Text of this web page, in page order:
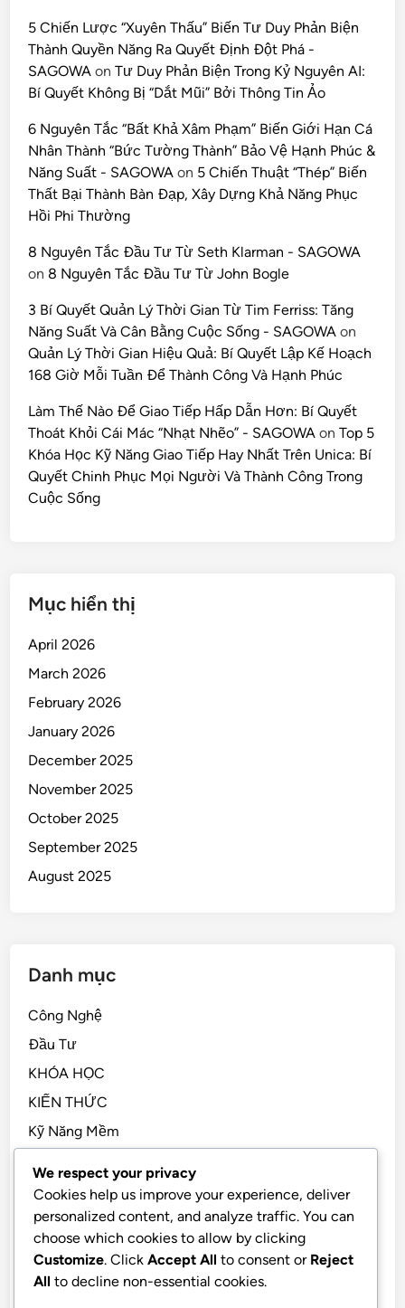
5 Chiến Lược “Xuyên Thấu” Biến Tư Duy Phản Biện
Thành Quyền Năng Ra Quyết Định Đột Phá -
SAGOWA onTư Duy Phản Biện Trong Kỷ Nguyên AI:
Bí Quyết Không Bị “Dắt Mũi” Bởi Thông Tin Ảo
6 Nguyên Tắc “Bất Khả Xâm Phạm” Biến Giới Hạn Cá
Nhân Thành “Bức Tường Thành” Bảo Vệ Hạnh Phúc &
Năng Suất - SAGOWA on 5 Chiến Thuật “Thép” Biến
Thất Bại Thành Bàn Đạp, Xây Dựng Khả Năng Phục
Hồi Phi Thường
8 Nguyên Tắc Đầu Tư Từ Seth Klarman - SAGOWA
on 8 Nguyên Tắc Đầu Tư Từ John Bogle
3 Bí Quyết Quản Lý Thời Gian Từ Tim Ferriss: Tăng
Năng Suất Và Cân Bằng Cuộc Sống - SAGOWA on
Quản Lý Thời Gian Hiệu Quả: Bí Quyết Lập Kế Hoạch
168 Giờ Mỗi Tuần Để Thành Công Và Hạnh Phúc
Làm Thế Nào Để Giao Tiếp Hấp Dẫn Hơn: Bí Quyết
Thoát Khỏi Cái Mác “Nhạt Nhẽo” - SAGOWA onTop 5
Khóa Học Kỹ Năng Giao Tiếp Hay Nhất Trên Unica: Bí
Quyết Chinh Phục Mọi Người Và Thành Công Trong
Cuộc Sống
Mục hiển thị
April 2026
March 2026
February 2026
January 2026
December 2025
November 2025
October 2025
September 2025
August 2025
Danh mục
Công Nghệ
Đầu Tư
KHÓA HỌC
KIẾN THỨC
Kỹ Năng Mềm
Sách Hay
Tài Chính Cá Nhân
TẢN MẠN
Tiền Điện Tử
We respect your privacy
Cookies help us improve your experience, deliver
personalized content, and analyze traffic. You can
choose which cookies to allow by clicking
Customize. Click Accept All to consent or Reject
All to decline non-essential cookies.